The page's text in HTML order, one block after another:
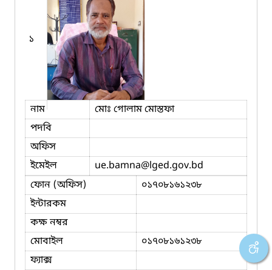
১
নাম
মোঃ গোলাম মোস্তফা
পদবি
অফিস
ইমেইল
ue.bamna@lged.gov.bd
ফোন (অফিস)
০১৭০৮১৬১২৩৮
ইন্টারকম
কক্ষ নম্বর
মোবাইল
০১৭০৮১৬১২৩৮
ফ্যাক্স